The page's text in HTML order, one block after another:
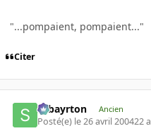
"...pompaient, pompaient..."
Citer
sebayrton Ancien
Posté(e) le 26 avril 200422 a